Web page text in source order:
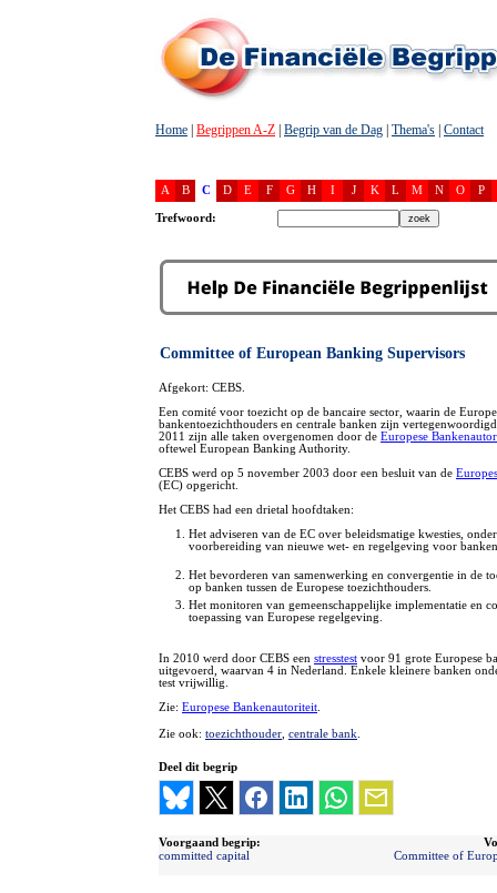
Home Begrippen A-Z Begrip van de Dag Thema's Contact
A B C D E F G H I J K L M N O P
Trefwoord:
Committee of European Banking Supervisors
Afgekort: CEBS.
Een comité voor toezicht op de bancaire sector, waarin de
bankentoezichthouders en centrale banken zijn
2011 zijn alle taken overgenomen door de Europese
oftewel European Banking Authority.
CEBS werd op 5 november 2003 door een besluit van de
(EC) opgericht.
Het CEBS had een drietal hoofdtaken:
Het adviseren van de EC over beleidsmatige kwesties,
voorbereiding van nieuwe wet- en regelgeving voor
Het bevorderen van samenwerking en convergentie in de
op banken tussen de Europese toezichthouders.
Het monitoren van gemeenschappelijke implementatie en
toepassing van Europese regelgeving.
In 2010 werd door CEBS een stresstest voor 91 grote Europese
uitgevoerd, waarvan 4 in Nederland. Enkele kleinere banken
test vrijwillig.
Zie: Europese Bankenautoriteit
Zie ook: toezichthouder centrale bank
Deel dit begrip
Voorgaand begrip:
committed capital
Committee of